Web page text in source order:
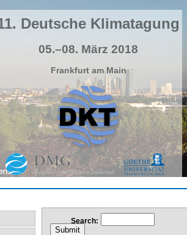
Deutsche Klimatagung
05.–08. März 2018
Frankfurt am Main
Search: